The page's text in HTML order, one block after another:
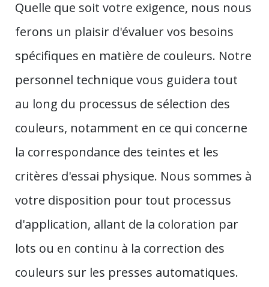
Quelle que soit votre exigence, nous nous
ferons un plaisir d'évaluer vos besoins
spécifiques en matière de couleurs. Notre
personnel technique vous guidera tout
au long du processus de sélection des
couleurs, notamment en ce qui concerne
la correspondance des teintes et les
critères d'essai physique. Nous sommes à
votre disposition pour tout processus
d'application, allant de la coloration par
lots ou en continu à la correction des
couleurs sur les presses automatiques.